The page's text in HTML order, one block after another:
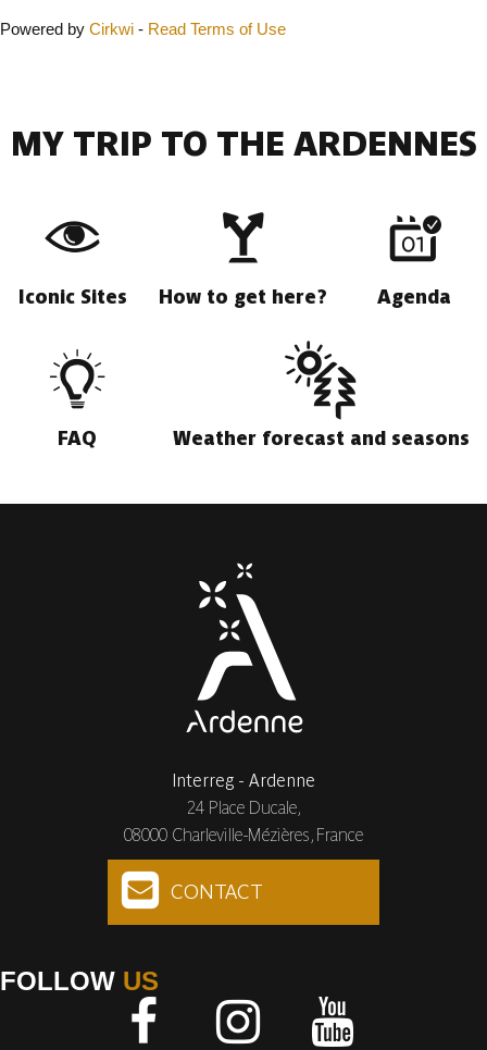
Powered by Cirkwi - Read Terms of Use
MY TRIP TO THE ARDENNES
Iconic Sites How to get here? Agenda
FAQ Weather forecast and seasons
Interreg - Ardenne
24 Place Ducale,
08000 Charleville-Mézières, France
CONTACT
FOLLOW US